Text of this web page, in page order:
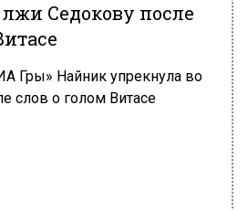
Седокову после